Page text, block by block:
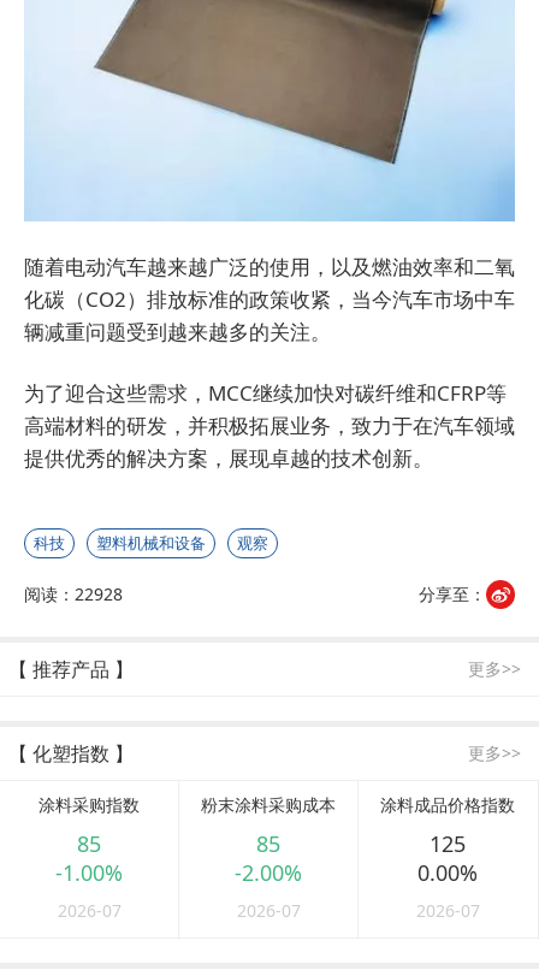
随着电动汽车越来越广泛的使用，以及燃油效率和二氧
化碳（CO2）排放标准的政策收紧，当今汽车市场中车
辆减重问题受到越来越多的关注。
为了迎合这些需求，MCC继续加快对碳纤维和CFRP等
高端材料的研发，并积极拓展业务，致力于在汽车领域
提供优秀的解决方案，展现卓越的技术创新。
科技 塑料机械和设备 观察
阅读：22928 分享至：
【 推荐产品 】 更多>>
【 化塑指数 】 更多>>
涂料采购指数
85
-1.00%
2026-07
粉末涂料采购成本
85
-2.00%
2026-07
涂料成品价格指数
125
0.00%
2026-07